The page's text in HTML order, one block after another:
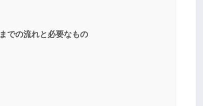
での流れと必要なもの